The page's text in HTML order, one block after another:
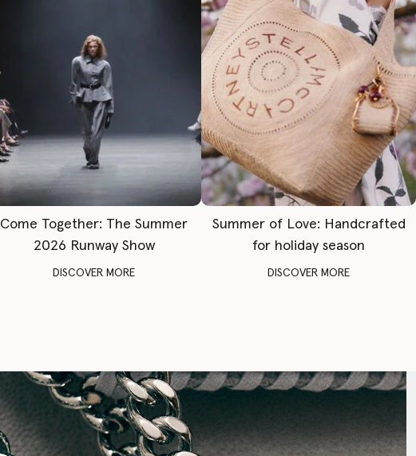
Come Together: The Summer
2026 Runway Show
DISCOVER MORE
Summer of Love: Handcrafted
for holiday season
DISCOVER MORE